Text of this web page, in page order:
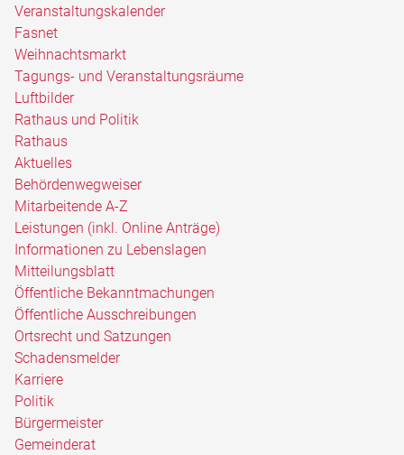
Veranstaltungskalender
Fasnet
Weihnachtsmarkt
Tagungs- und Veranstaltungsräume
Luftbilder
Rathaus und Politik
Rathaus
Aktuelles
Behördenwegweiser
Mitarbeitende A-Z
Leistungen (inkl. Online Anträge)
Informationen zu Lebenslagen
Mitteilungsblatt
Öffentliche Bekanntmachungen
Öffentliche Ausschreibungen
Ortsrecht und Satzungen
Schadensmelder
Karriere
Politik
Bürgermeister
Gemeinderat